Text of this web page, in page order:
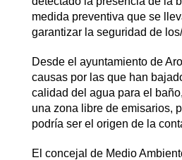
medida preventiva que se
garantizar la seguridad de
Desde el ayuntamiento de
causas por las que han
calidad del agua para el
una zona libre de emisarios,
podría ser el origen de la
El concejal de Medio